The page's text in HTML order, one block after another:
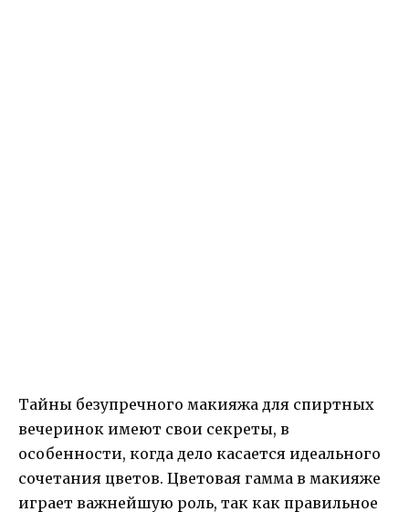
Тайны безупречного макияжа для спиртных
вечеринок имеют свои секреты, в
особенности, когда дело касается идеального
сочетания цветов. Цветовая гамма в макияже
играет важнейшую роль, так как правильное